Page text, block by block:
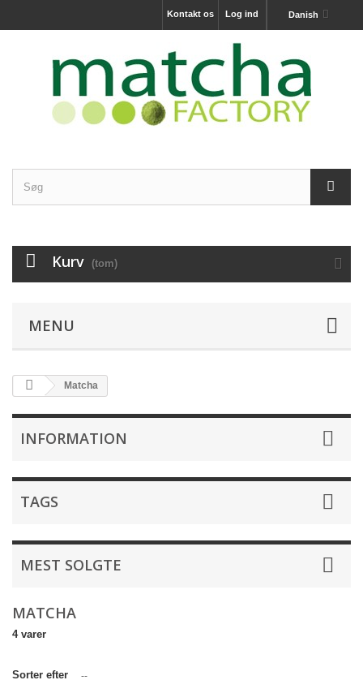
Danish
Log ind
Kontakt os
Kurv (tom)
MENU
Matcha
INFORMATION
TAGS
MEST SOLGTE
MATCHA
4 varer
Sorter efter --